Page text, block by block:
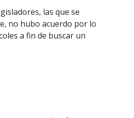
las que se
no hubo acuerdo por lo
a fin de buscar un